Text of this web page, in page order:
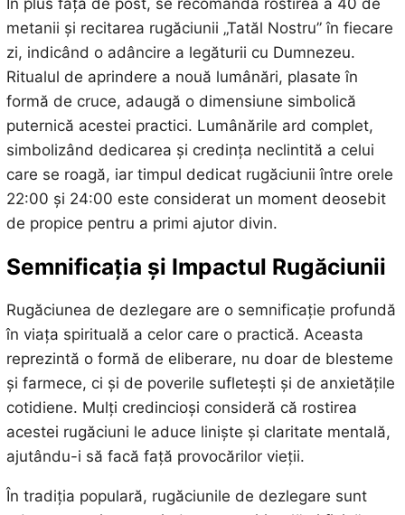
metanii și recitarea rugăciunii „Tatăl Nostru” în fiecare
zi, indicând o adâncire a legăturii cu Dumnezeu.
Ritualul de aprindere a nouă lumânări, plasate în
formă de cruce, adaugă o dimensiune simbolică
puternică acestei practici. Lumânările ard complet,
simbolizând dedicarea și credința neclintită a celui
care se roagă, iar timpul dedicat rugăciunii între orele
22:00 și 24:00 este considerat un moment deosebit
de propice pentru a primi ajutor divin.
Semnificația și Impactul Rugăciunii
Rugăciunea de dezlegare are o semnificație profundă
în viața spirituală a celor care o practică. Aceasta
reprezintă o formă de eliberare, nu doar de blesteme
și farmece, ci și de poverile sufletești și de anxietățile
cotidiene. Mulți credincioși consideră că rostirea
acestei rugăciuni le aduce liniște și claritate mentală,
ajutându-i să facă față provocărilor vieții.
În tradiția populară, rugăciunile de dezlegare sunt